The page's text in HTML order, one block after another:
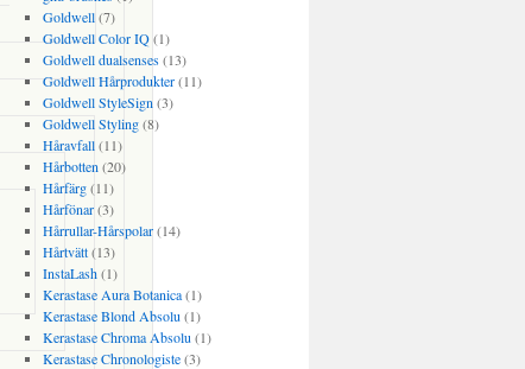
Goldwell(7)
Goldwell Color IQ(1)
Goldwell dualsenses(13)
Goldwell Hårprodukter(11)
Goldwell StyleSign (3)
Goldwell Styling(8)
Håravfall(11)
Hårbotten (20)
Hårfärg(11)
Hårfönar(3)
Hårrullar-Hårspolar(14)
Hårtvätt(13)
InstaLash(1)
Kerastase Aura Botanica(1)
Kerastase Blond Absolu (1)
Kerastase Chroma Absolu (1)
Kerastase Chronologiste(3)